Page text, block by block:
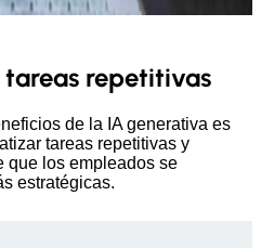
repetitivas
de la IA generativa es
tareas repetitivas y
que los empleados se
estratégicas.